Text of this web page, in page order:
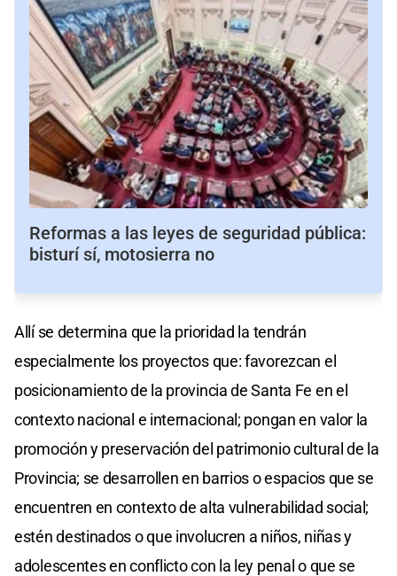
Reformas a las leyes de seguridad pública:
bisturí sí, motosierra no
Allí se determina que la prioridad la tendrán
especialmente los proyectos que: favorezcan el
posicionamiento de la provincia de Santa Fe en el
contexto nacional e internacional; pongan en valor la
promoción y preservación del patrimonio cultural de la
Provincia; se desarrollen en barrios o espacios que se
encuentren en contexto de alta vulnerabilidad social;
estén destinados o que involucren a niños, niñas y
adolescentes en conflicto con la ley penal o que se